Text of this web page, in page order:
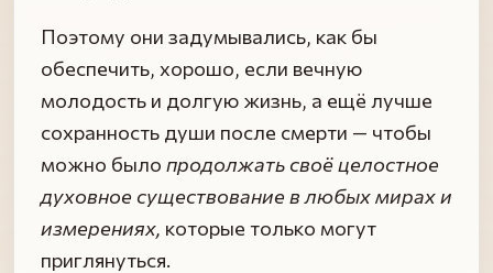
Поэтому они задумывались, как бы
обеспечить, хорошо, если вечную
молодость и долгую жизнь, а ещё лучше
сохранность души после смерти — чтобы
можно было продолжать своё целостное
духовное существование в любых мирах и
измерениях, которые только могут
приглянуться.